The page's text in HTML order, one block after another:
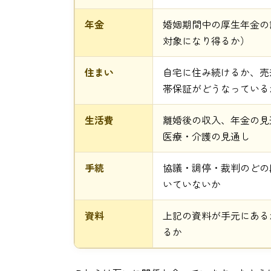
年金
婚姻期間中の厚生年金
対象になり得るか）
住まい
自宅に住み続けるか、
帯保証がどうなってい
生活費
離婚後の収入、年金の
医療・介護の見通し
手続
協議・調停・裁判のど
いていないか
資料
上記の資料が手元にあ
るか